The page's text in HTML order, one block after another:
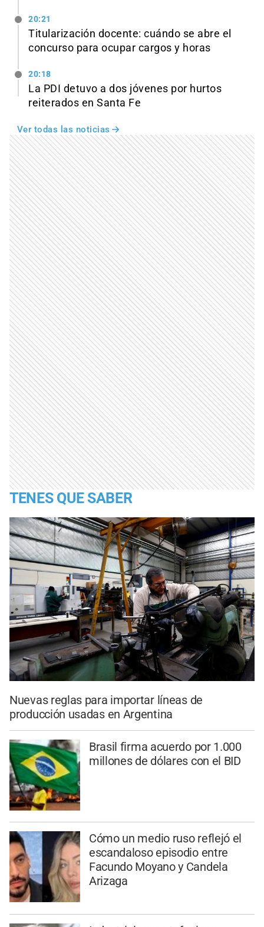
20:21
Titularización docente: cuándo se abre el
concurso para ocupar cargos y horas
20:18
La PDI detuvo a dos jóvenes por hurtos
reiterados en Santa Fe
Ver todas las noticias
TENES QUE SABER
Nuevas reglas para importar líneas de
producción usadas en Argentina
Brasil firma acuerdo por 1.000
millones de dólares con el BID
Cómo un medio ruso reflejó el
escandaloso episodio entre
Facundo Moyano y Candela
Arizaga